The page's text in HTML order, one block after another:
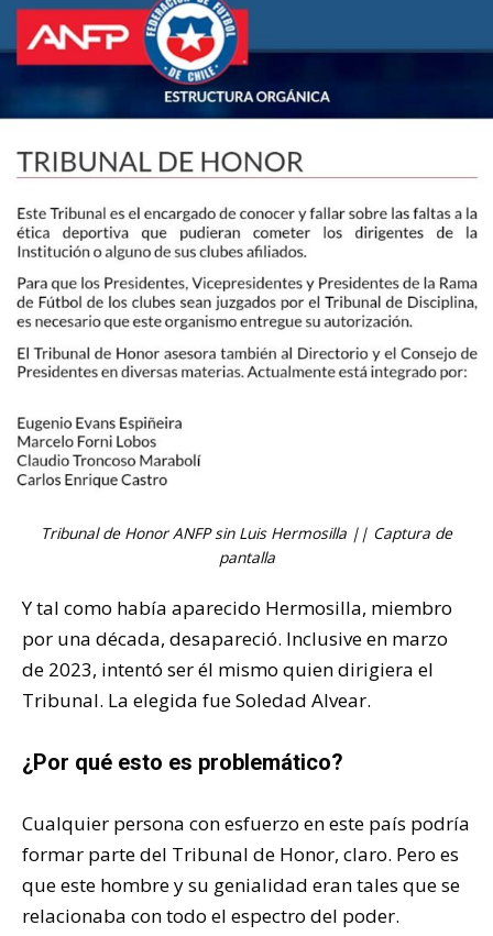
Tribunal de Honor ANFP sin Luis Hermosilla || Captura de
pantalla
Y tal como había aparecido Hermosilla, miembro
por una década, desapareció. Inclusive en marzo
de 2023, intentó ser él mismo quien dirigiera el
Tribunal. La elegida fue Soledad Alvear.
¿Por qué esto es problemático?
Cualquier persona con esfuerzo en este país podría
formar parte del Tribunal de Honor, claro. Pero es
que este hombre y su genialidad eran tales que se
relacionaba con todo el espectro del poder.